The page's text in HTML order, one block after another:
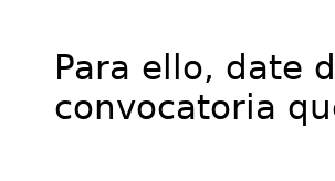
Para ello, date
convocatoria